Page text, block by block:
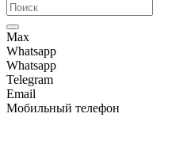
Max
Whatsapp
Whatsapp
Telegram
Email
Мобильный телефон